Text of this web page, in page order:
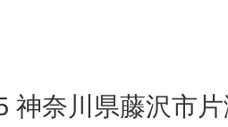
神奈川県藤沢市